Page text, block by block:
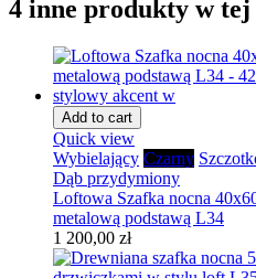
4 inne produkty w
Add to cart
Quick view
Wybielający Czarny
Dąb przydymiony
Loftowa Szafka nocna
metalową podstawą L34
1 200,00 zł